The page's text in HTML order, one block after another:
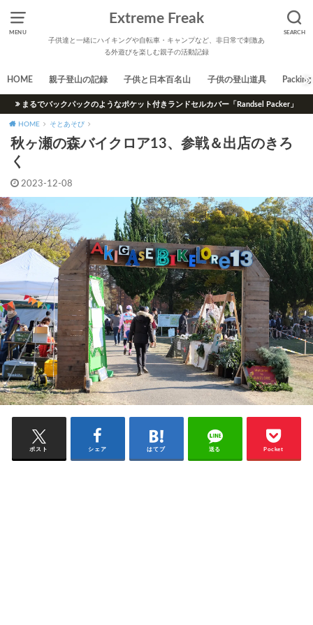
MENU SEARCH
Extreme Freak
子供達と一緒にハイキングや自転車・キャンプなど、非日常で刺激あ
る外遊びを楽しむ親子の活動記録
HOME 親子登山の記録 子供と日本百名山 子供の登山道具 Packing
まるでバックパックのようなポケット付きランドセルカバー「Randsel Packer」
HOME そとあそび
秋ヶ瀬の森バイクロア13、参戦＆出店のきろ
く
2023-12-08
ポスト シェア はてブ 送る Pocket